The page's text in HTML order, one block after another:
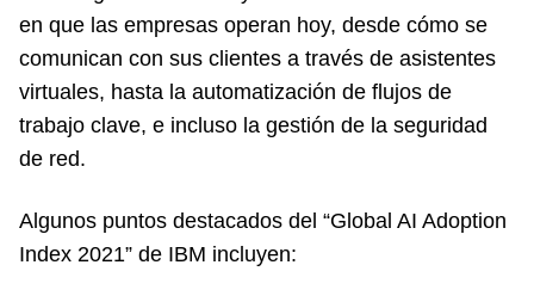
en que las empresas operan hoy, desde cómo se
comunican con sus clientes a través de asistentes
virtuales, hasta la automatización de flujos de
trabajo clave, e incluso la gestión de la seguridad
de red.
Algunos puntos destacados del “Global AI Adoption
Index 2021” de IBM incluyen: